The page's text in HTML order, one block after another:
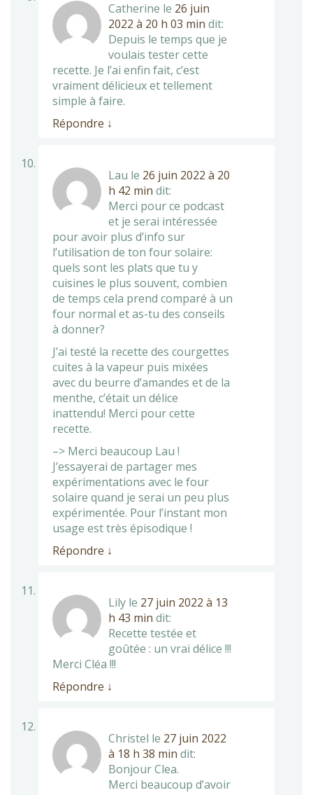
Catherine le 26 juin
2022 à 20 h 03 min dit:
Depuis le temps que je
voulais tester cette
recette. Je l’ai enfin fait, c’est
vraiment délicieux et tellement
simple à faire.
Répondre ↓
Lau le 26 juin 2022 à 20
h 42 min dit:
Merci pour ce podcast
et je serai intéressée
pour avoir plus d’info sur
l’utilisation de ton four solaire:
quels sont les plats que tu y
cuisines le plus souvent, combien
de temps cela prend comparé à un
four normal et as-tu des conseils
à donner?
J’ai testé la recette des courgettes
cuites à la vapeur puis mixées
avec du beurre d’amandes et de la
menthe, c’était un délice
inattendu! Merci pour cette
recette.
–> Merci beaucoup Lau !
J’essayerai de partager mes
expérimentations avec le four
solaire quand je serai un peu plus
expérimentée. Pour l’instant mon
usage est très épisodique !
Répondre ↓
Lily le 27 juin 2022 à 13
h 43 min dit:
Recette testée et
goûtée : un vrai délice !!!
Merci Cléa !!!
Répondre ↓
Christel le 27 juin 2022
à 18 h 38 min dit:
Bonjour Clea.
Merci beaucoup d’avoir